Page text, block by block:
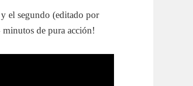
el segundo (editado por
de pura acción!